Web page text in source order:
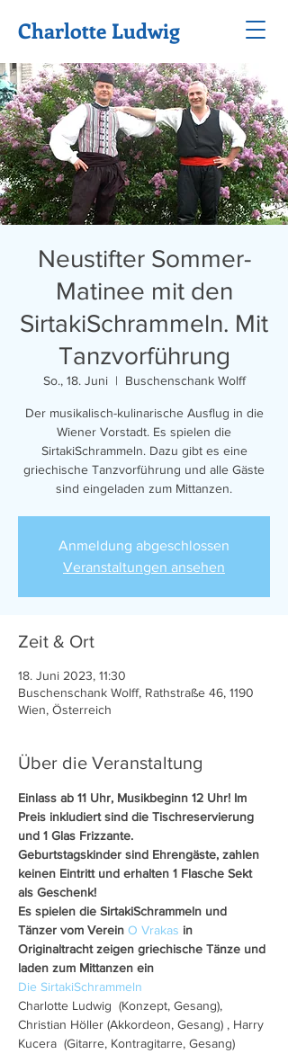
Charlotte Ludwig
Neustifter Sommer-
Matinee mit den
SirtakiSchrammeln. Mit
Tanzvorführung
So., 18. Juni
  |
Buschenschank Wolff
Der musikalisch-kulinarische Ausflug in die
Wiener Vorstadt. Es spielen die
SirtakiSchrammeln. Dazu gibt es eine
griechische Tanzvorführung und alle Gäste
sind eingeladen zum Mittanzen.
Anmeldung abgeschlossen
Veranstaltungen ansehen
Zeit & Ort
18. Juni 2023, 11:30
Buschenschank Wolff, Rathstraße 46, 1190
Wien, Österreich
Über die Veranstaltung
Einlass ab 11 Uhr, Musikbeginn 12 Uhr! Im
Preis inkludiert sind die Tischreservierung
und 1 Glas Frizzante.
Geburtstagskinder sind Ehrengäste, zahlen
keinen Eintritt und erhalten 1 Flasche Sekt
als Geschenk!
Es spielen die SirtakiSchrammeln und
Tänzer vom Verein O Vrakas in
Originaltracht zeigen griechische Tänze und
laden zum Mittanzen ein
Die SirtakiSchrammeln
Charlotte Ludwig  (Konzept, Gesang),
Christian Höller (Akkordeon, Gesang) , Harry
Kucera  (Gitarre, Kontragitarre, Gesang)